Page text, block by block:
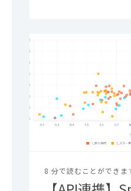
8 分で読むことができま